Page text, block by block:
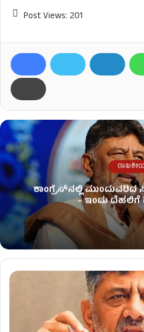
Post Views: 201
ಕಾಂಗ್ರೆಸ್​ನಲ್ಲಿ
– ಇಂದು ದೆಹಲಿಗೆ